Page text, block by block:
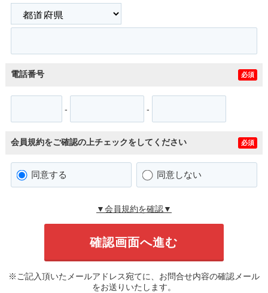
電話番号 必須
- -
会員規約をご確認の上チェックをしてください 必須
同意する 同意しない
▼会員規約を確認▼
※ご記入頂いたメールアドレス宛てに、お問合せ内容の確認メール
をお送りいたします。